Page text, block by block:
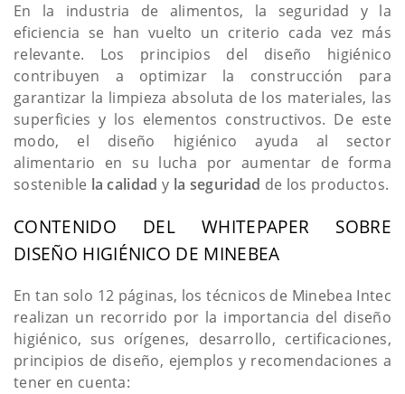
En la industria de alimentos, la seguridad y la
eficiencia se han vuelto un criterio cada vez más
relevante. Los principios del diseño higiénico
contribuyen a optimizar la construcción para
garantizar la limpieza absoluta de los materiales, las
superficies y los elementos constructivos. De este
modo, el diseño higiénico ayuda al sector
alimentario en su lucha por aumentar de forma
sostenible la calidad y la seguridad de los productos.
CONTENIDO DEL WHITEPAPER SOBRE
DISEÑO HIGIÉNICO DE MINEBEA
En tan solo 12 páginas, los técnicos de Minebea Intec
realizan un recorrido por la importancia del diseño
higiénico, sus orígenes, desarrollo, certificaciones,
principios de diseño, ejemplos y recomendaciones a
tener en cuenta: